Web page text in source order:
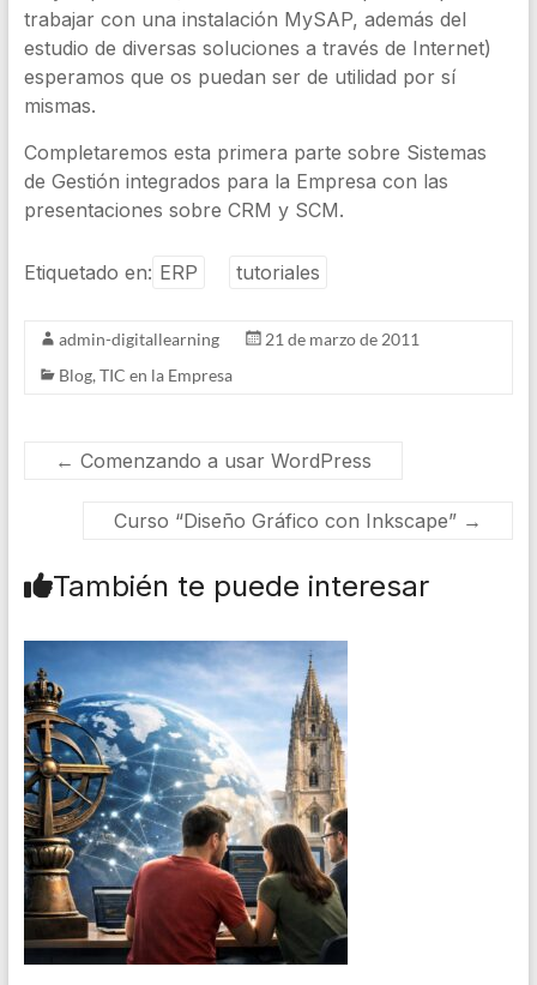
trabajar con una instalación MySAP, además del
estudio de diversas soluciones a través de Internet)
esperamos que os puedan ser de utilidad por sí
mismas.
Completaremos esta primera parte sobre Sistemas
de Gestión integrados para la Empresa con las
presentaciones sobre CRM y SCM.
Etiquetado en: ERP tutoriales
admin-digitallearning
21 de marzo de 2011
Blog, TIC en la Empresa
← Comenzando a usar WordPress
Curso “Diseño Gráfico con Inkscape” →
También te puede interesar